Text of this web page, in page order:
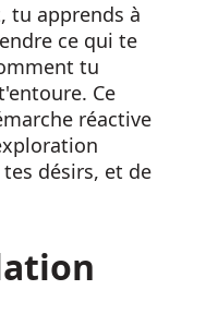
tu apprends à
ce qui te
tu
Ce
réactive
désirs, et de